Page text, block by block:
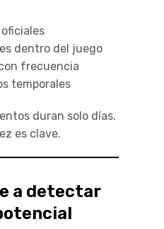
dentro del juego
frecuencia
temporales
duran solo días.
es clave.
a detectar